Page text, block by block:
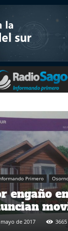
Primero
engaño
de 2017 3665